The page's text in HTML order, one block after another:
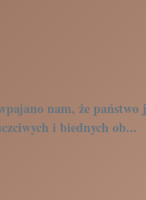
nam, że
i biednych ob...